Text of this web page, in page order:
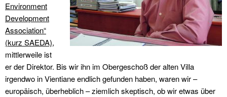
Environment
Development
Association“
(kurz SAEDA),
mittlerweile ist
er der Direktor. Bis wir ihn im Obergeschoß der alten Villa
irgendwo in Vientiane endlich gefunden haben, waren wir –
europäisch, überheblich – ziemlich skeptisch, ob wir etwas über